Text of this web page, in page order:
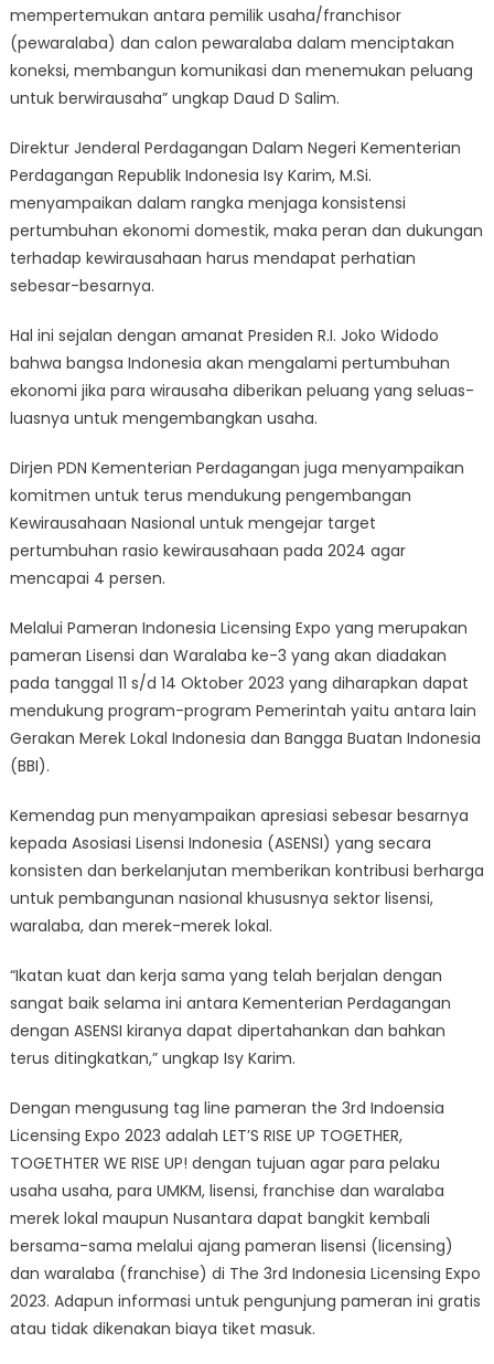
mempertemukan antara pemilik usaha/franchisor
(pewaralaba) dan calon pewaralaba dalam menciptakan
koneksi, membangun komunikasi dan menemukan peluang
untuk berwirausaha” ungkap Daud D Salim.
Direktur Jenderal Perdagangan Dalam Negeri Kementerian
Perdagangan Republik Indonesia Isy Karim, M.Si.
menyampaikan dalam rangka menjaga konsistensi
pertumbuhan ekonomi domestik, maka peran dan dukungan
terhadap kewirausahaan harus mendapat perhatian
sebesar-besarnya.
Hal ini sejalan dengan amanat Presiden R.I. Joko Widodo
bahwa bangsa Indonesia akan mengalami pertumbuhan
ekonomi jika para wirausaha diberikan peluang yang seluas-
luasnya untuk mengembangkan usaha.
Dirjen PDN Kementerian Perdagangan juga menyampaikan
komitmen untuk terus mendukung pengembangan
Kewirausahaan Nasional untuk mengejar target
pertumbuhan rasio kewirausahaan pada 2024 agar
mencapai 4 persen.
Melalui Pameran Indonesia Licensing Expo yang merupakan
pameran Lisensi dan Waralaba ke-3 yang akan diadakan
pada tanggal 11 s/d 14 Oktober 2023 yang diharapkan dapat
mendukung program-program Pemerintah yaitu antara lain
Gerakan Merek Lokal Indonesia dan Bangga Buatan Indonesia
(BBI).
Kemendag pun menyampaikan apresiasi sebesar besarnya
kepada Asosiasi Lisensi Indonesia (ASENSI) yang secara
konsisten dan berkelanjutan memberikan kontribusi berharga
untuk pembangunan nasional khususnya sektor lisensi,
waralaba, dan merek-merek lokal.
“Ikatan kuat dan kerja sama yang telah berjalan dengan
sangat baik selama ini antara Kementerian Perdagangan
dengan ASENSI kiranya dapat dipertahankan dan bahkan
terus ditingkatkan,” ungkap Isy Karim.
Dengan mengusung tag line pameran the 3rd Indoensia
Licensing Expo 2023 adalah LET’S RISE UP TOGETHER,
TOGETHTER WE RISE UP! dengan tujuan agar para pelaku
usaha usaha, para UMKM, lisensi, franchise dan waralaba
merek lokal maupun Nusantara dapat bangkit kembali
bersama-sama melalui ajang pameran lisensi (licensing)
dan waralaba (franchise) di The 3rd Indonesia Licensing Expo
2023. Adapun informasi untuk pengunjung pameran ini gratis
atau tidak dikenakan biaya tiket masuk.